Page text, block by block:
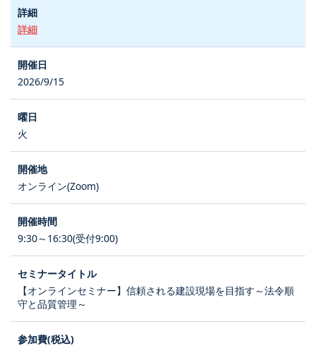
詳細
2026/9/15
火
オンライン(Zoom)
9:30～16:30(受付9:00)
【オンラインセミナー】信頼される建設現場を目指す～法令順
守と品質管理～